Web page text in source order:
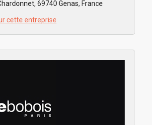
69740 Genas, France
cette entreprise